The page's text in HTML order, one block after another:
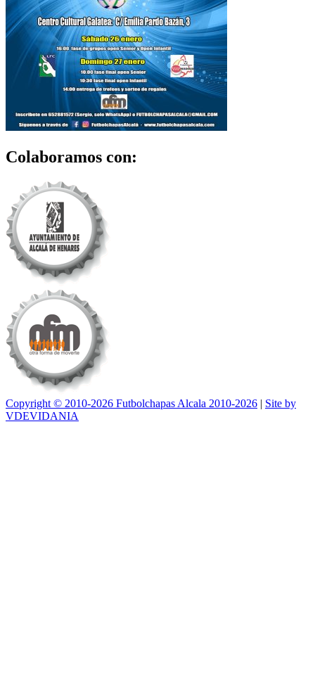
Colaboramos con:
Copyright © 2010-2026 Futbolchapas Alcala 2010-2026 | Site by
VDEVIDANIA